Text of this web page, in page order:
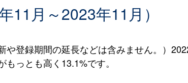
11月～2023年11月）
登録期間の延長などは含みません。）
っとも高く13.1%です。